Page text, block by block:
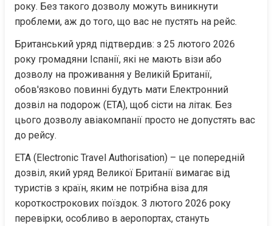
року. Без такого дозволу можуть виникнути
проблеми, аж до того, що вас не пустять на рейс.
Британський уряд підтвердив: з 25 лютого 2026
року громадяни Іспанії, які не мають візи або
дозволу на проживання у Великій Британії,
обов'язково повинні будуть мати Електронний
дозвіл на подорож (ETA), щоб сісти на літак. Без
цього дозволу авіакомпанії просто не допустять вас
до рейсу.
ETA (Electronic Travel Authorisation) – це попередній
дозвіл, який уряд Великої Британії вимагає від
туристів з країн, яким не потрібна віза для
короткострокових поїздок. З лютого 2026 року
перевірки, особливо в аеропортах, стануть